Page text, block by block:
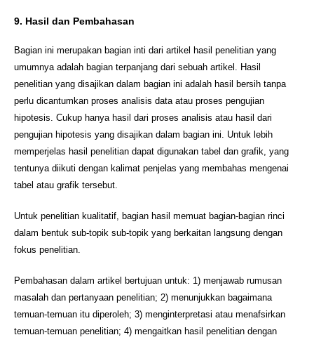
9. Hasil dan Pembahasan
Bagian ini merupakan bagian inti dari artikel hasil penelitian yang
umumnya adalah bagian terpanjang dari sebuah artikel. Hasil
penelitian yang disajikan dalam bagian ini adalah hasil bersih tanpa
perlu dicantumkan proses analisis data atau proses pengujian
hipotesis. Cukup hanya hasil dari proses analisis atau hasil dari
pengujian hipotesis yang disajikan dalam bagian ini. Untuk lebih
memperjelas hasil penelitian dapat digunakan tabel dan grafik, yang
tentunya diikuti dengan kalimat penjelas yang membahas mengenai
tabel atau grafik tersebut.
Untuk penelitian kualitatif, bagian hasil memuat bagian-bagian rinci
dalam bentuk sub-topik sub-topik yang berkaitan langsung dengan
fokus penelitian.
Pembahasan dalam artikel bertujuan untuk: 1) menjawab rumusan
masalah dan pertanyaan penelitian; 2) menunjukkan bagaimana
temuan-temuan itu diperoleh; 3) menginterpretasi atau menafsirkan
temuan-temuan penelitian; 4) mengaitkan hasil penelitian dengan